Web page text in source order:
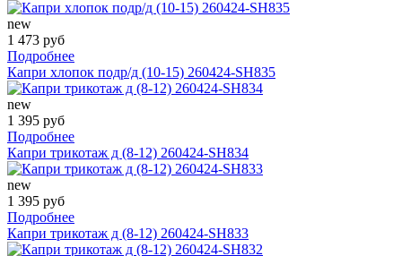
new
1 473 руб
Подробнее
Капри хлопок подр/д (10-15) 260424-SH835
new
1 395 руб
Подробнее
Капри трикотаж д (8-12) 260424-SH834
new
1 395 руб
Подробнее
Капри трикотаж д (8-12) 260424-SH833